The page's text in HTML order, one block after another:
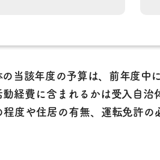
の当該年度の予算は、前年度中
動経費に含まれるかは受入自
程度や住居の有無、運転免許